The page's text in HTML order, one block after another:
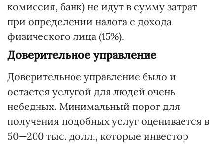
комиссия, банк) не идут в сумму затрат
при определении налога с дохода
физического лица (15%).
Доверительное управление
Доверительное управление было и
остается услугой для людей очень
небедных. Минимальный порог для
получения подобных услуг оценивается в
50—200 тыс. долл., которые инвестор